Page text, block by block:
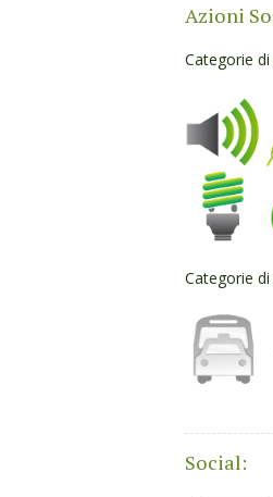
Azioni
Categorie
Categorie
Social: